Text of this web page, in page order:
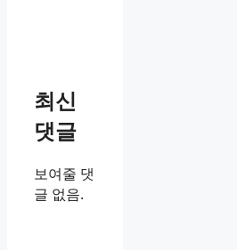
최신
댓글
보여줄 댓
글 없음.